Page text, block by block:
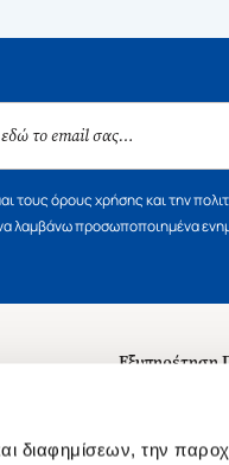
διαφημίσεων, την
τους όρους χρήσης και την
λαμβάνω προσωποποιημένα
Εξυπηρέτηση